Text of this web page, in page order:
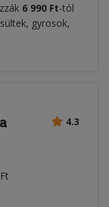
6 990 Ft-tól
gyrosok,
4.3